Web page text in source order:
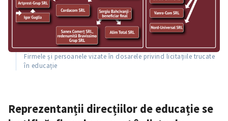
Firmele și persoanele vizate în dosarele privind licitațiile trucate
în educație
Reprezentanții direcțiilor de educație se